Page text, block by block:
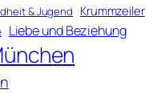
& Jugend Krummzeiler
Liebe und Beziehung